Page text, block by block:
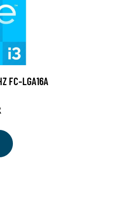
FC-LGA16A